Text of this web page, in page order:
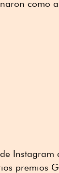
como
premios